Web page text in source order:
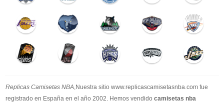
Replicas Camisetas NBA,Nuestra sitio www.replicascamisetasnba.com fue
registrado en España en el año 2002. Hemos vendido camisetas nba